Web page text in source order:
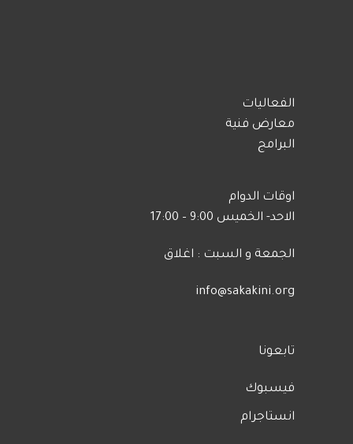
الفعاليات
معارض فنية
البرامج
اوقات الدوام
الاحد- الخميس 9:00 – 17:00
الجمعة و السبت : اغلاق
info@sakakini.org
تابعونا
فيسبوك
انستاجرام